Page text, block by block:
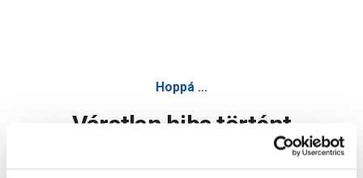
Hoppá ...
Váratlan hiba történt